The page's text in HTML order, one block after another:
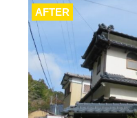
AFTER